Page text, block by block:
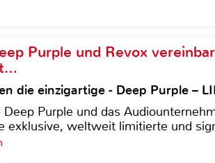
Purple und Revox
die einzigartige - Deep Purple –
Deep Purple und das
exklusive, weltweit limitierte und